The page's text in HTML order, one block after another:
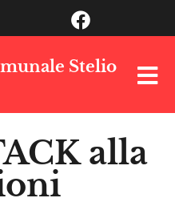
Stelio
alla